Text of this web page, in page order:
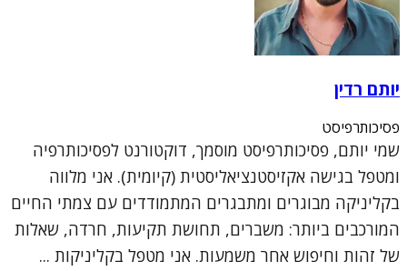
יותם רדין
פסיכותרפיסט
שמי יותם, פסיכותרפיסט מוסמך, דוקטורנט לפסיכותרפיה
ומטפל בגישה אקזיסטנציאליסטית (קיומית). אני מלווה
בקליניקה מבוגרים ומתבגרים המתמודדים עם צמתי החיים
המורכבים ביותר: משברים, תחושת תקיעות, חרדה, שאלות
של זהות וחיפוש אחר משמעות. אני מטפל בקליניקות ...